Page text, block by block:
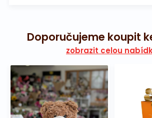
Doporučujeme koupit
zobrazit celou